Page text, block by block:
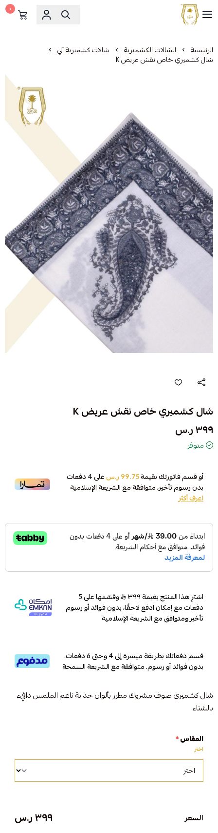
مشالح المهدي الملكية
٠
الرئيسية الشالات الكشميرية شالات كشميرية آلي
شال كشميري خاص نقش عريض K
شال كشميري خاص نقش عريض K
٣٩٩ ر.س
متوفر
أو قسم فاتورتك بقيمة99.75 ر.س على4دفعات
بدون رسوم تأخير، متوافقة مع الشريعة الإسلامية
اعرف أكثر
اشترِ هذا المنتج بقيمة ٣٩٩
وقسّمها على 5
دفعات مع إمكان ادفع لاحقًا، بدون فوائد أو رسوم
تأخير ومتوافق مع الشريعة الإسلامية
قسم دفعاتك بطريقة ميسرة إلى 4 وحتى 6 دفعات،
بدون فوائد أو رسوم. متوافقة مع الشريعة السمحة
شال كشميري صوف مشروك مطرز بألوان جذابة ناعم الملمس دافيء
بالشتاء
المقاس*
اختر
السعر ٣٩٩ ر.س